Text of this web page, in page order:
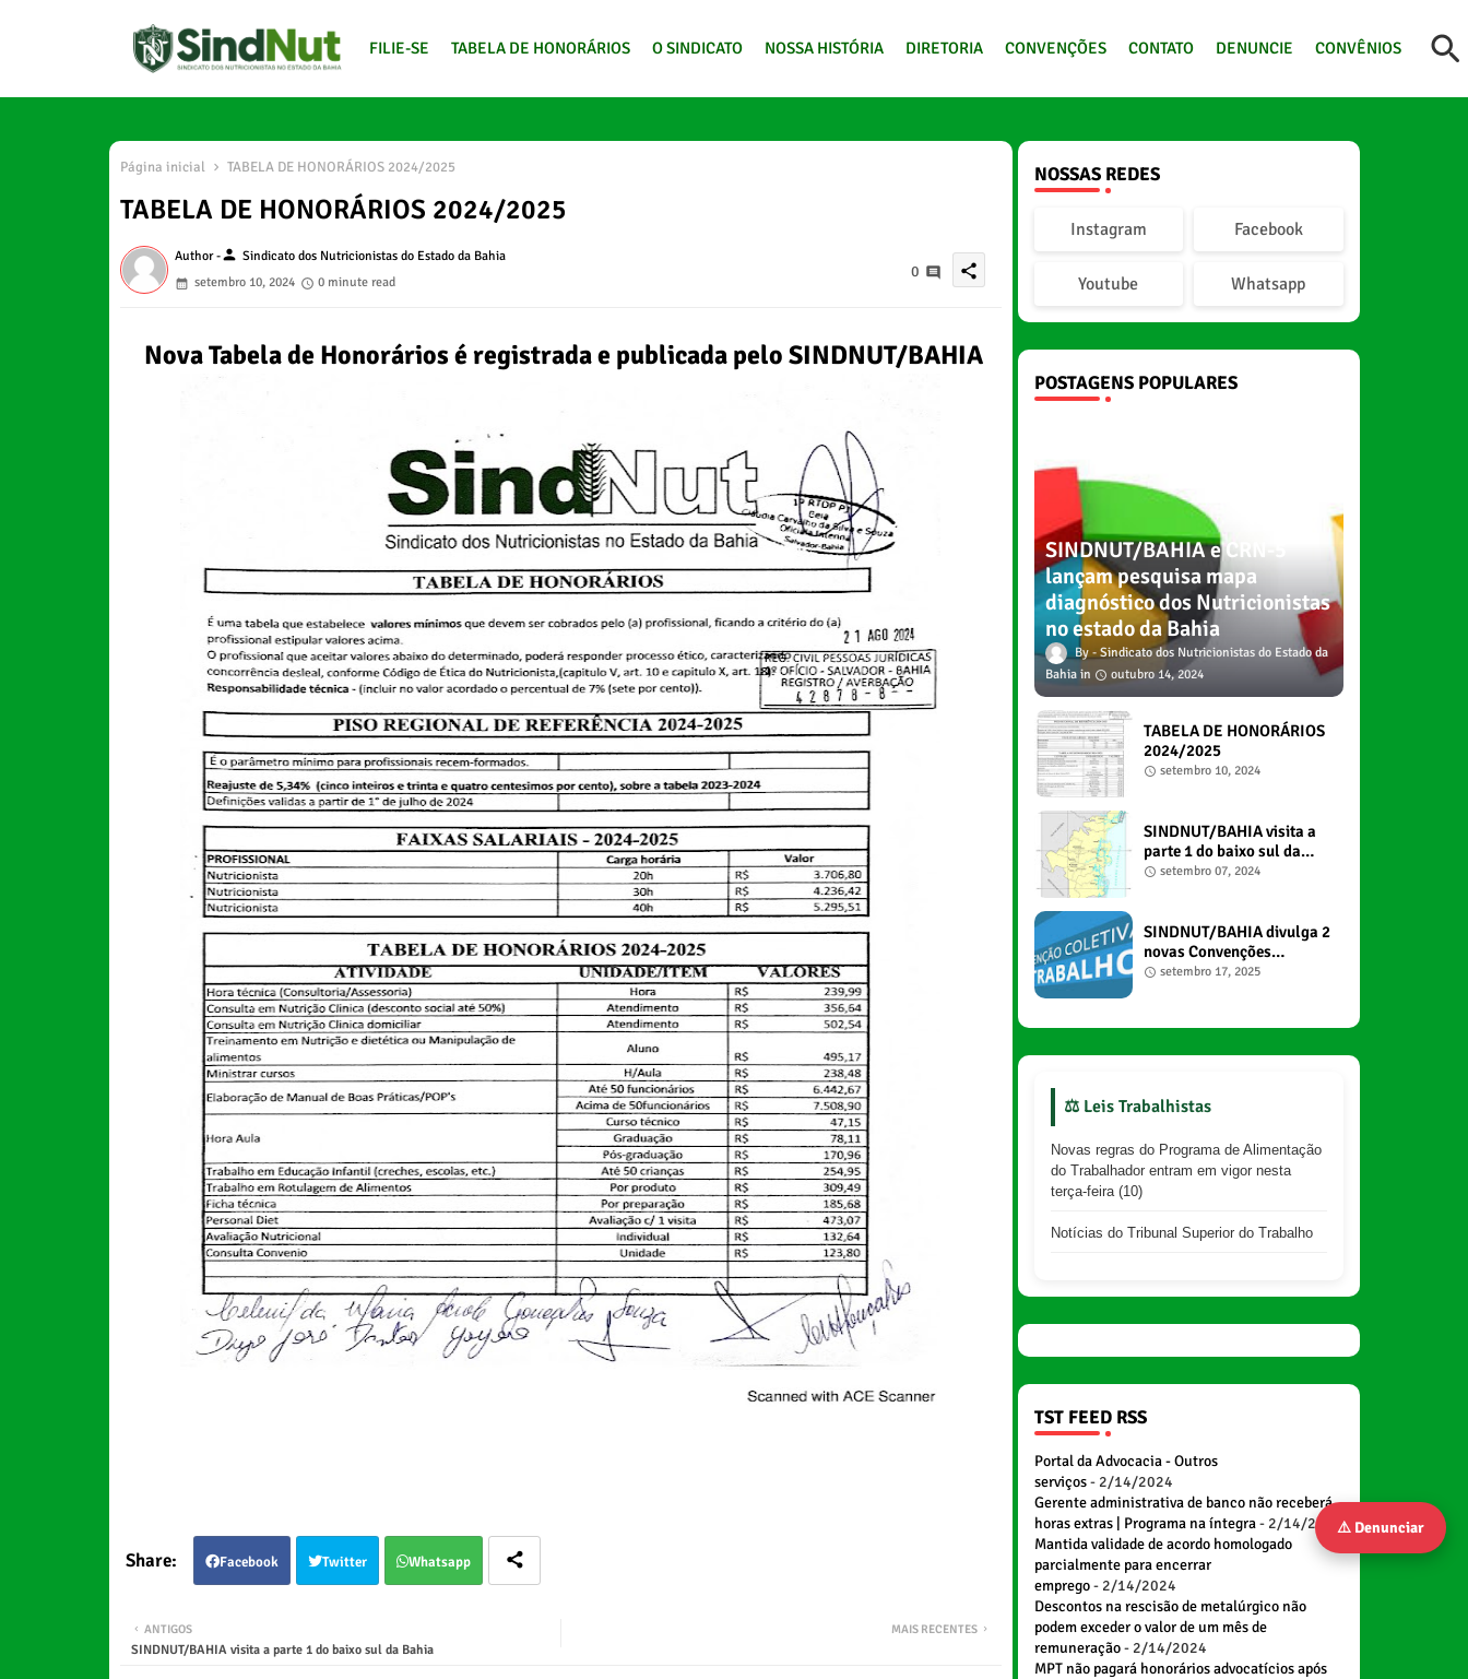
FILIE-SE TABELA DE HONORÁRIOS O SINDICATO NOSSA HISTÓRIA DIRETORIA CONVENÇÕES CONTATO DENUNCIE CONVÊNIOS
Página inicial TABELA DE HONORÁRIOS 2024/2025
TABELA DE HONORÁRIOS 2024/2025
Author -person Sindicato dos Nutricionistas do Estado da Bahia
setembro 10, 2024
0 minute read
0 share
Nova Tabela de Honorários é registrada e publicada pelo SINDNUT/BAHIA
Facebook Twitter Whatsapp
MAIS RECENTES
ANTIGOS
SINDNUT/BAHIA visita a parte 1 do baixo sul da Bahia
NOSSAS REDES
Instagram Facebook
Youtube Whatsapp
POSTAGENS POPULARES
SINDNUT/BAHIA e CRN-5
lançam pesquisa mapa
diagnóstico dos Nutricionistas
no estado da Bahia
Sindicato dos Nutricionistas do Estado da
Bahia
outubro 14, 2024
TABELA DE HONORÁRIOS
2024/2025
setembro 10, 2024
SINDNUT/BAHIA visita a
parte 1 do baixo sul da
Bahia
setembro 07, 2024
SINDNUT/BAHIA divulga 2
novas Convenções
Coletivas de Trabalho
setembro 17, 2025
⚖️ Leis Trabalhistas
Novas regras do Programa de Alimentação
do Trabalhador entram em vigor nesta
terça-feira (10)
Notícias do Tribunal Superior do Trabalho
⚠️ Denunciar
TST FEED RSS
Portal da Advocacia - Outros
serviços- 2/14/2024
Gerente administrativa de banco não receberá
horas extras | Programa na íntegra- 2/14/2024
Mantida validade de acordo homologado
parcialmente para encerrar
emprego- 2/14/2024
Descontos na rescisão de metalúrgico não
podem exceder o valor de um mês de
remuneração- 2/14/2024
MPT não pagará honorários advocatícios após